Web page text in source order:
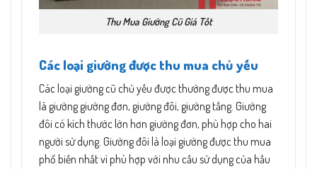
Thu Mua Giường Cũ Giá Tốt
Các loại giường được thu mua chủ yếu
Các loại giường cũ chủ yếu được thường được thu mua
là giường giường đơn, giường đôi, giường tầng. Giường
đôi có kích thước lớn hơn giường đơn, phù hợp cho hai
người sử dụng. Giường đôi là loại giường được thu mua
phổ biến nhất vì phù hợp với nhu cầu sử dụng của hầu